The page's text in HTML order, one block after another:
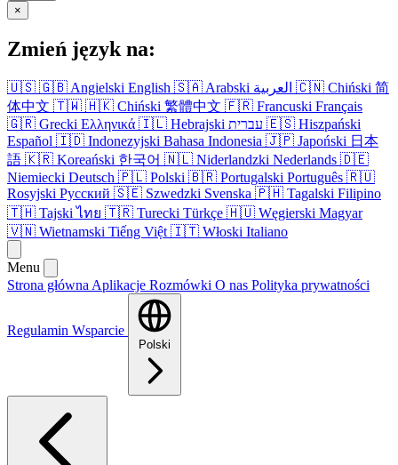
×
Zmień język na:
🇺🇸 🇬🇧 Angielski English 🇸🇦 Arabski العربية 🇨🇳 Chiński 简
体中文 🇹🇼 🇭🇰 Chiński 繁體中文 🇫🇷 Francuski Français
🇬🇷 Grecki Ελληνικά 🇮🇱 Hebrajski עברית 🇪🇸 Hiszpański
Español 🇮🇩 Indonezyjski Bahasa Indonesia 🇯🇵 Japoński 日本
語 🇰🇷 Koreański 한국어 🇳🇱 Niderlandzki Nederlands 🇩🇪
Niemiecki Deutsch 🇵🇱 Polski 🇧🇷 Portugalski Português 🇷🇺
Rosyjski Русский 🇸🇪 Szwedzki Svenska 🇵🇭 Tagalski Filipino
🇹🇭 Tajski ไทย 🇹🇷 Turecki Türkçe 🇭🇺 Węgierski Magyar
🇻🇳 Wietnamski Tiếng Việt 🇮🇹 Włoski Italiano
Menu
Strona główna Aplikacje Rozmówki O nas Polityka prywatności
Regulamin Wsparcie
Polski